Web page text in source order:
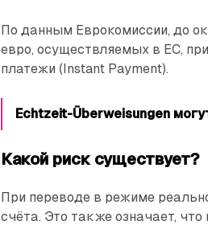
По данным Еврокомиссии, до
евро, осуществляемых в ЕС,
платежи (Instant Payment).
Echtzeit-Überweisungen
Какой риск существует?
При переводе в режиме
счёта. Это также означает,